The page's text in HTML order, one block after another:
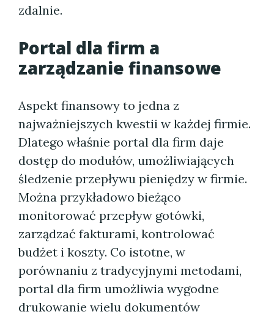
zdalnie.
Portal dla firm a
zarządzanie finansowe
Aspekt finansowy to jedna z
najważniejszych kwestii w każdej firmie.
Dlatego właśnie portal dla firm daje
dostęp do modułów, umożliwiających
śledzenie przepływu pieniędzy w firmie.
Można przykładowo bieżąco
monitorować przepływ gotówki,
zarządzać fakturami, kontrolować
budżet i koszty. Co istotne, w
porównaniu z tradycyjnymi metodami,
portal dla firm umożliwia wygodne
drukowanie wielu dokumentów